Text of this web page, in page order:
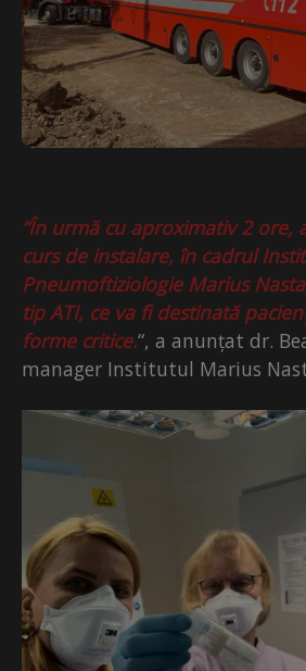
“În urmă cu aproximativ 2 ore,
curs de instalare, în cadrul
Pneumoftiziologie Marius
tip ATI, ce va fi destinată
forme critice.“, a anunțat dr.
manager Institutul Marius